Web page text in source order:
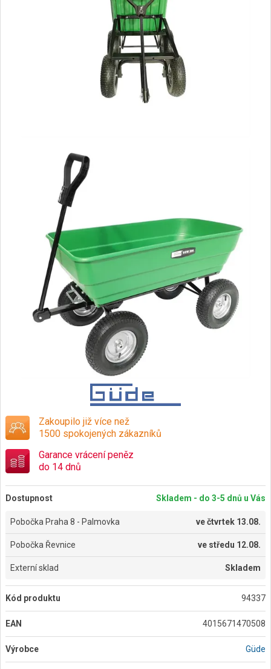
Zakoupilo již více než
1500 spokojených zákazníků
Garance vrácení peněz
do 14 dnů
Dostupnost Skladem - do 3-5 dnů u Vás
Pobočka Praha 8 - Palmovka večtvrtek 13.08.
Pobočka Řevnice ve středu 12.08.
Externí sklad Skladem
Kód produktu 94337
EAN 4015671470508
Výrobce Güde